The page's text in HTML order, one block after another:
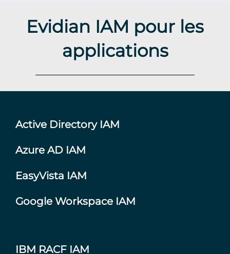
Evidian IAM pour les
applications
Active Directory IAM
Azure AD IAM
EasyVista IAM
Google Workspace IAM
IBM RACF IAM